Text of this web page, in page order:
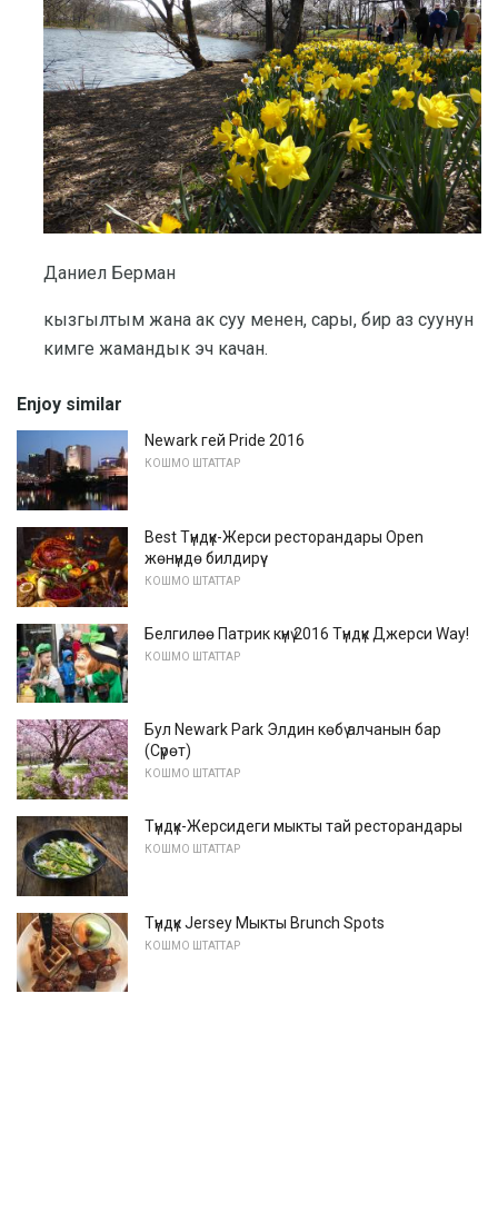
Даниел Берман
кызгылтым жана ак суу менен, сары, бир аз суунун
кимге жамандык эч качан.
Enjoy similar
Newark гей Pride 2016
КОШМО ШТАТТАР
Best Түндүк-Жерси ресторандары Open
жөнүндө билдирүү
КОШМО ШТАТТАР
Белгилөө Патрик күнү 2016 Түндүк Джерси Way!
КОШМО ШТАТТАР
Бул Newark Park Элдин көбү алчанын бар
(Сүрөт)
КОШМО ШТАТТАР
Түндүк-Жерсидеги мыкты тай ресторандары
КОШМО ШТАТТАР
Түндүк Jersey Мыкты Brunch Spots
КОШМО ШТАТТАР